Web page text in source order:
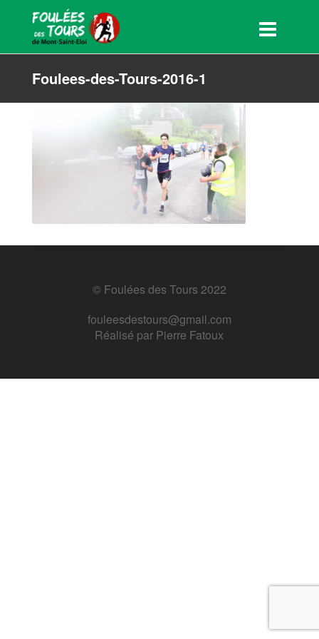
Foulees-des-Tours-2016-1
© Foulées des Tours 2022
fouleesdestours@gmail.com
Réalisé par Pierre Fatoux